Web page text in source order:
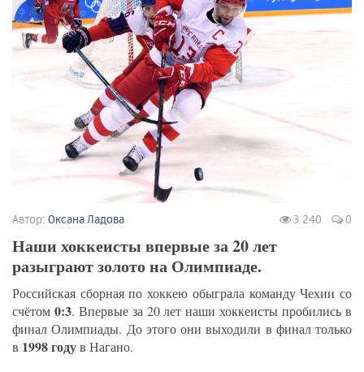
Автор: Оксана Ладова 3 240 0
Наши хоккеисты впервые за 20 лет
разыграют золото на Олимпиаде.
Российская сборная по хоккею обыграла команду Чехии со
счётом 0:3. Впервые за 20 лет наши хоккеисты пробились в
финал Олимпиады. До этого они выходили в финал только
в 1998 годув Нагано.